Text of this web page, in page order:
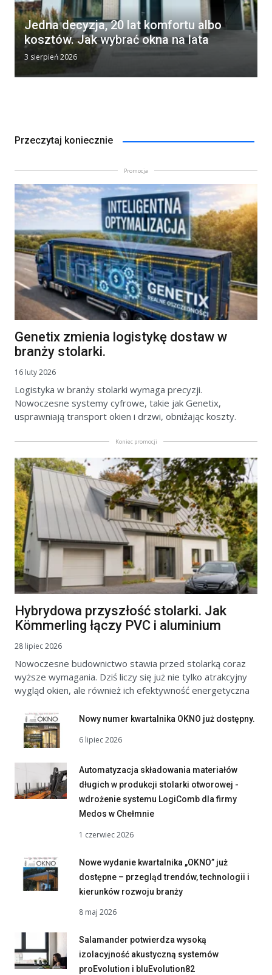
Jedna decyzja, 20 lat komfortu albo
kosztów. Jak wybrać okna na lata
3 sierpień 2026
Przeczytaj koniecznie
Promocja
Genetix zmienia logistykę dostaw w
branży stolarki.
16 luty 2026
Logistyka w branży stolarki wymaga precyzji.
Nowoczesne systemy cyfrowe, takie jak Genetix,
usprawniają transport okien i drzwi, obniżając koszty.
Koniec promocji
Hybrydowa przyszłość stolarki. Jak
Kömmerling łączy PVC i aluminium
28 lipiec 2026
Nowoczesne budownictwo stawia przed stolarką coraz
wyższe wymagania. Dziś liczy się już nie tylko atrakcyjny
wygląd okien, ale również ich efektywność energetyczna
Nowy numer kwartalnika OKNO już dostępny.
6 lipiec 2026
Automatyzacja składowania materiałów
długich w produkcji stolarki otworowej -
wdrożenie systemu LogiComb dla firmy
Medos w Chełmnie
1 czerwiec 2026
Nowe wydanie kwartalnika „OKNO” już
dostępne – przegląd trendów, technologii i
kierunków rozwoju branży
8 maj 2026
Salamander potwierdza wysoką
izolacyjność akustyczną systemów
proEvolution i bluEvolution82